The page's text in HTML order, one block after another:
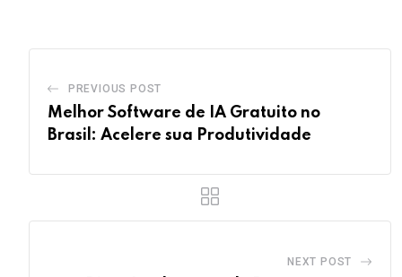
PREVIOUS POST
Melhor Software de IA Gratuito no
Brasil: Acelere sua Produtividade
NEXT POST